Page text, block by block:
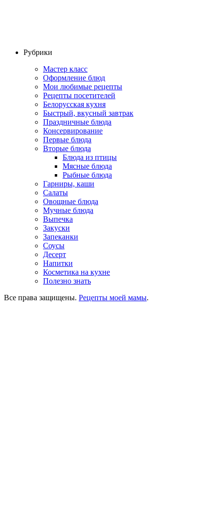
Рубрики
Мастер класс
Оформление блюд
Мои любимые рецепты
Рецепты посетителей
Белорусская кухня
Быстрый, вкусный завтрак
Праздничные блюда
Консервирование
Первые блюда
Вторые блюда
Блюда из птицы
Мясные блюда
Рыбные блюда
Гарниры, каши
Салаты
Овощные блюда
Мучные блюда
Выпечка
Закуски
Запеканки
Соусы
Десерт
Напитки
Косметика на кухне
Полезно знать
Все права защищены. Рецепты моей мамы.